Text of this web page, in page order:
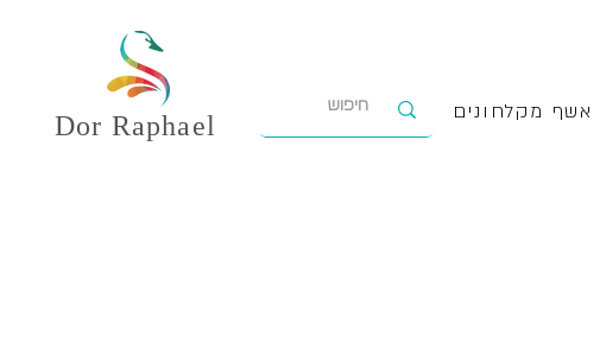
Dor Raphael אשף מקלחונים